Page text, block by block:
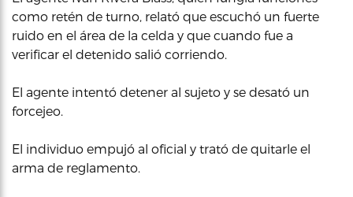
como retén de turno, relató que escuchó un fuerte
ruido en el área de la celda y que cuando fue a
verificar el detenido salió corriendo.
El agente intentó detener al sujeto y se desató un
forcejeo.
El individuo empujó al oficial y trató de quitarle el
arma de reglamento.